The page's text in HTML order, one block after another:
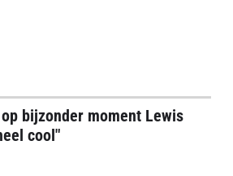
bijzonder moment Lewis
cool"